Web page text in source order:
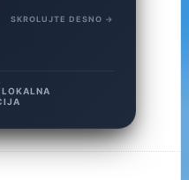
SKROLUJTE DESNO →
LOKALNA